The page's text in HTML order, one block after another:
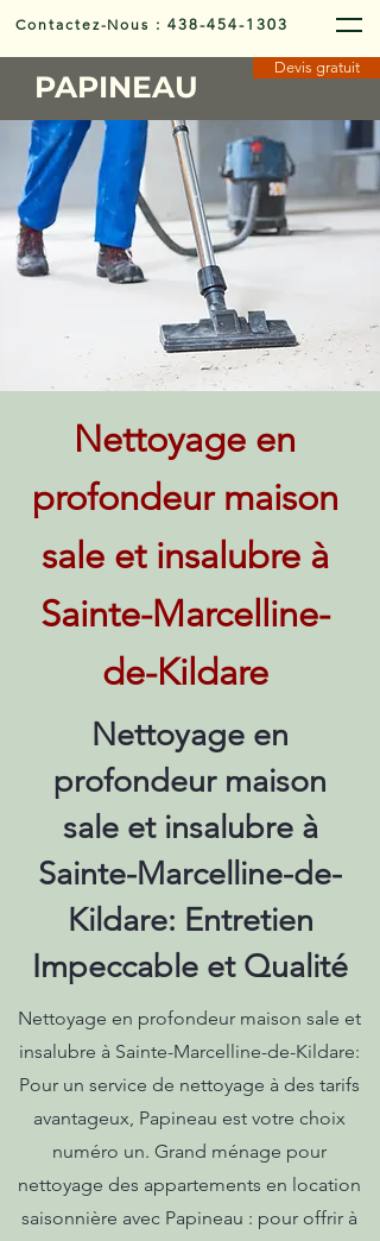
Contactez-Nous :438-454-1303
PAPINEAU
Devis gratuit
Nettoyage en
profondeur maison
sale et insalubre à
Sainte-Marcelline-
de-Kildare
Nettoyage en
profondeur maison
sale et insalubre à
Sainte-Marcelline-de-
Kildare: Entretien
Impeccable et Qualité
Nettoyage en profondeur maison sale et
insalubre à Sainte-Marcelline-de-Kildare:
Pour un service de nettoyage à des tarifs
avantageux, Papineau est votre choix
numéro un. Grand ménage pour
nettoyage des appartements en location
saisonnière avec Papineau : pour offrir à